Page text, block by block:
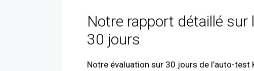
Notre rapport détaillé sur
30 jours
Notre évaluation sur 30 jours de l’auto-